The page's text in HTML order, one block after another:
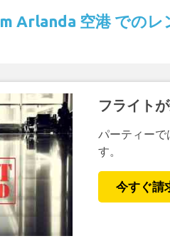
Arlanda 空港 でのレ
フライト
パーティーで
す。
今すぐ請